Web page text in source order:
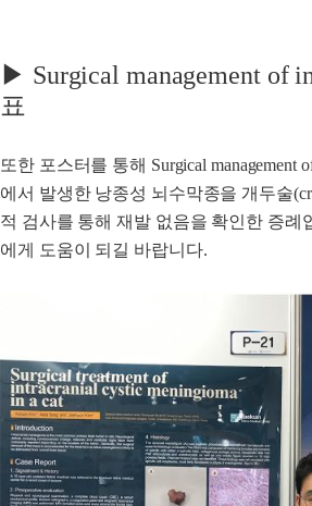
▶ Surgical management of
표
또한 포스터를 통해 Surgical management
에서 발생한 낭종성 뇌수막종을 개두술
적 검사를 통해 재발 없음을 확인한 증
에게 도움이 되길 바랍니다.